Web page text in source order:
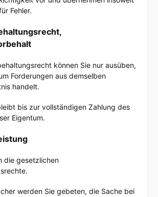
Fehler.
,
können Sie nur ausüben,
Forderungen aus demselben
handelt.
bis zur vollständigen Zahlung des
Eigentum.
die gesetzlichen
werden Sie gebeten, die Sache bei